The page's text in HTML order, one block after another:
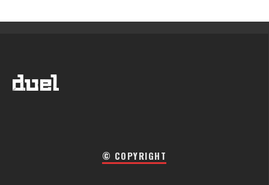
© COPYRIGHT